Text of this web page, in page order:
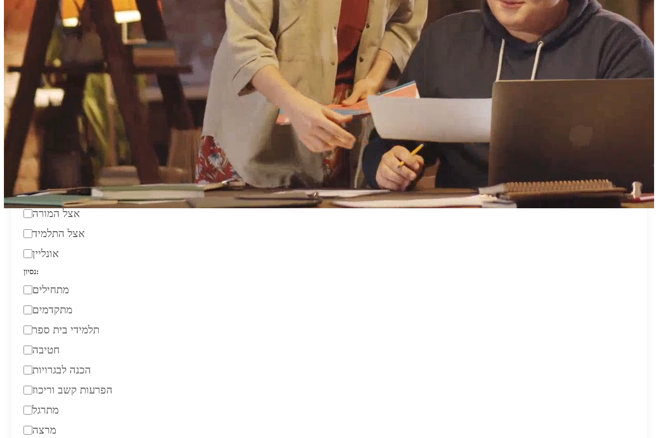
טווח מחירים לשעה:
₪50
₪200
מורה פרטי מאמן פרטי
מקום מפגש:
אצל המורה
אצל התלמיד
אונליין
נסיון:
מתחילים
מתקדמים
תלמידי בית ספר
חטיבה
הכנה לבגרויות
הפרעות קשב וריכוז
מתרגל
מרצה